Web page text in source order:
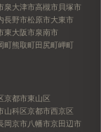
泉大津市高槻市 貝塚市
長野市松原市大東市
東大阪市泉南市
町熊取町田尻町岬町
京都市東山区
山科区京都市西京区
岡京市八幡市京田辺市